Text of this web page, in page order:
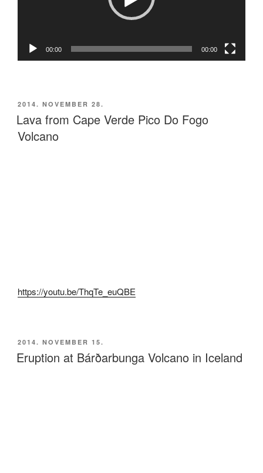
00:00 00:00
BEKÜLDVE:
2014. NOVEMBER 28.
Lava from Cape Verde Pico Do Fogo
Volcano
https://youtu.be/ThqTe_euQBE
BEKÜLDVE:
2014. NOVEMBER 15.
Eruption at Bárðarbunga Volcano in Iceland